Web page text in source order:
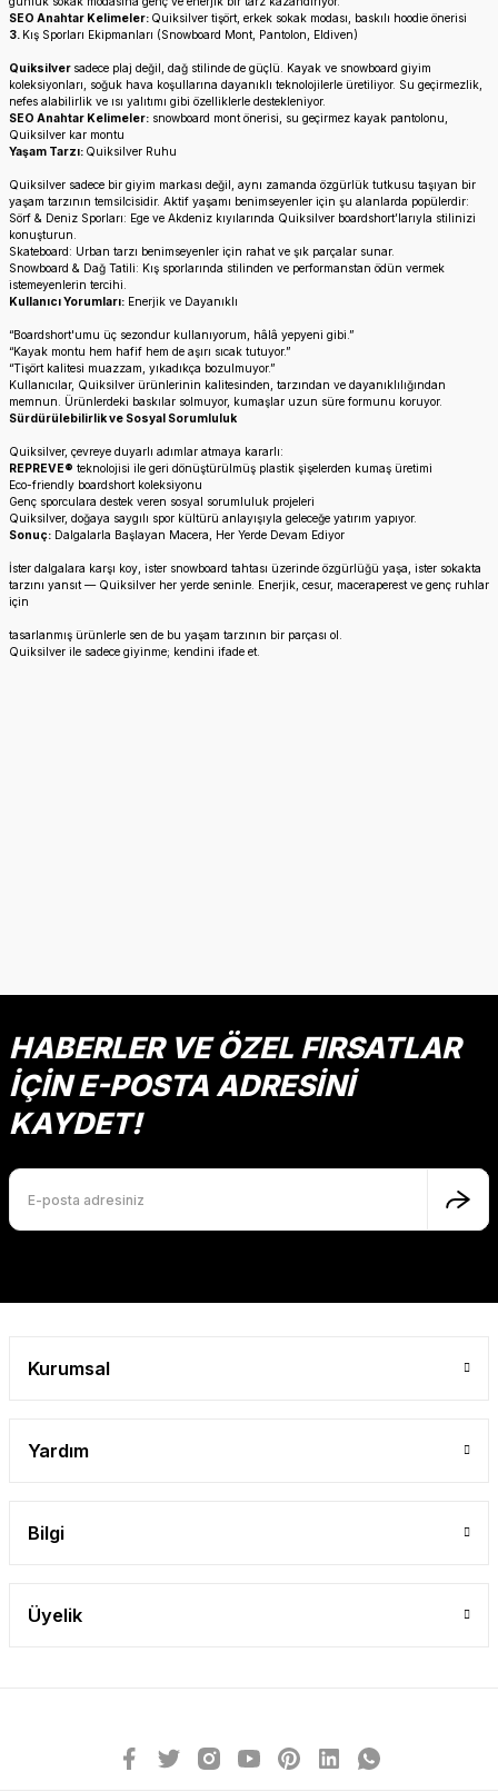
SEO Anahtar Kelimeler: Quiksilver tişört, erkek sokak modası, baskılı hoodie önerisi
3. Kış Sporları Ekipmanları (Snowboard Mont, Pantolon, Eldiven)
Quiksilver sadece plaj değil, dağ stilinde de güçlü. Kayak ve snowboard giyim
koleksiyonları, soğuk hava koşullarına dayanıklı teknolojilerle üretiliyor. Su geçirmezlik,
nefes alabilirlik ve ısı yalıtımı gibi özelliklerle destekleniyor.
SEO Anahtar Kelimeler: snowboard mont önerisi, su geçirmez kayak pantolonu,
Quiksilver kar montu
Yaşam Tarzı: Quiksilver Ruhu
Quiksilver sadece bir giyim markası değil, aynı zamanda özgürlük tutkusu taşıyan bir
yaşam tarzının temsilcisidir. Aktif yaşamı benimseyenler için şu alanlarda popülerdir:
Sörf & Deniz Sporları: Ege ve Akdeniz kıyılarında Quiksilver boardshort’larıyla stilinizi
konuşturun.
Skateboard: Urban tarzı benimseyenler için rahat ve şık parçalar sunar.
Snowboard & Dağ Tatili: Kış sporlarında stilinden ve performanstan ödün vermek
istemeyenlerin tercihi.
Kullanıcı Yorumları: Enerjik ve Dayanıklı
“Boardshort'umu üç sezondur kullanıyorum, hâlâ yepyeni gibi.”
“Kayak montu hem hafif hem de aşırı sıcak tutuyor.”
“Tişört kalitesi muazzam, yıkadıkça bozulmuyor.”
Kullanıcılar, Quiksilver ürünlerinin kalitesinden, tarzından ve dayanıklılığından
memnun. Ürünlerdeki baskılar solmuyor, kumaşlar uzun süre formunu koruyor.
Sürdürülebilirlik ve Sosyal Sorumluluk
Quiksilver, çevreye duyarlı adımlar atmaya kararlı:
REPREVE® teknolojisi ile geri dönüştürülmüş plastik şişelerden kumaş üretimi
Eco-friendly boardshort koleksiyonu
Genç sporculara destek veren sosyal sorumluluk projeleri
Quiksilver, doğaya saygılı spor kültürü anlayışıyla geleceğe yatırım yapıyor.
Sonuç: Dalgalarla Başlayan Macera, Her Yerde Devam Ediyor
İster dalgalara karşı koy, ister snowboard tahtası üzerinde özgürlüğü yaşa, ister sokakta
tarzını yansıt — Quiksilver her yerde seninle. Enerjik, cesur, maceraperest ve genç ruhlar
için
tasarlanmış ürünlerle sen de bu yaşam tarzının bir parçası ol.
Quiksilver ile sadece giyinme; kendini ifade et.
HABERLER VE ÖZEL FIRSATLAR
İÇİN E-POSTA ADRESİNİ
KAYDET!
Kurumsal
Yardım
Bilgi
Üyelik